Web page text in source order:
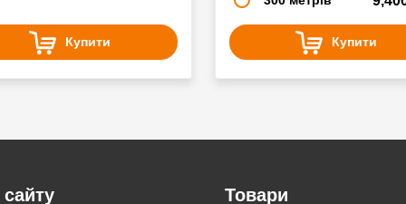
Купити Купити
Товари